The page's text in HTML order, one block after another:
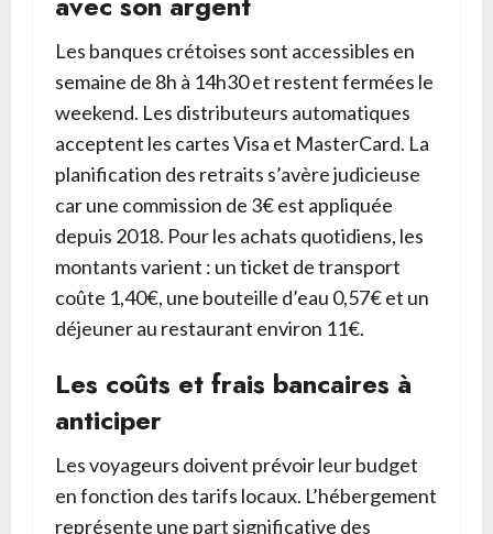
Les banques crétoises sont accessibles en
semaine de 8h à 14h30 et restent fermées le
weekend. Les distributeurs automatiques
acceptent les cartes Visa et MasterCard. La
planification des retraits s’avère judicieuse
car une commission de 3€ est appliquée
depuis 2018. Pour les achats quotidiens, les
montants varient : un ticket de transport
coûte 1,40€, une bouteille d’eau 0,57€ et un
déjeuner au restaurant environ 11€.
Les coûts et frais bancaires à
anticiper
Les voyageurs doivent prévoir leur budget
en fonction des tarifs locaux. L’hébergement
représente une part significative des